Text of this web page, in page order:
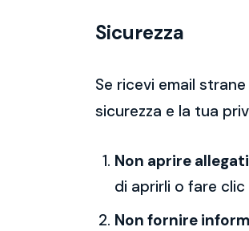
Sicurezza
Se ricevi email
sicurezza e la tua
Non aprire
di aprirli o fare
Non fornire